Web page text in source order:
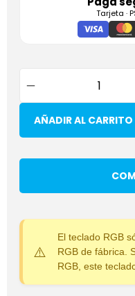
Tarjeta ·
AÑADIR AL CARRITO
El teclado RGB
RGB de fábrica.
RGB, este